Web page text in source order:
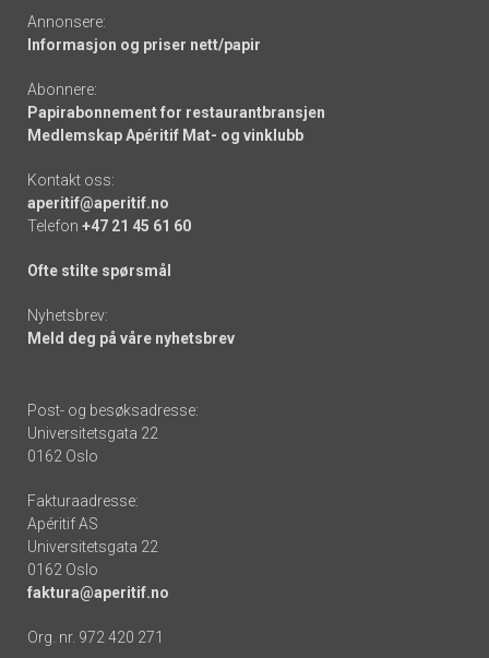
Annonsere:
Informasjon og priser nett/papir
Abonnere:
Papirabonnement for restaurantbransjen
Medlemskap Apéritif Mat- og vinklubb
Kontakt oss:
aperitif@aperitif.no
Telefon +47 21 45 61 60
Ofte stilte spørsmål
Nyhetsbrev:
Meld deg på våre nyhetsbrev
Post- og besøksadresse:
Universitetsgata 22
0162 Oslo
Fakturaadresse:
Apéritif AS
Universitetsgata 22
0162 Oslo
faktura@aperitif.no
Org. nr. 972 420 271